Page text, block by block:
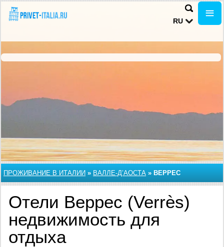
RU
ПРОЖИВАНИЕ В ИТАЛИИ » ВАЛЛЕ-Д’АОСТА » ВЕРРЕС
Отели Веррес (Verrès)
недвижимость для
отдыха